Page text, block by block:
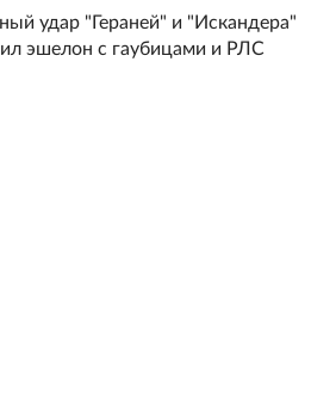
удар "Гераней" и "Искандера"
эшелон с гаубицами и РЛС